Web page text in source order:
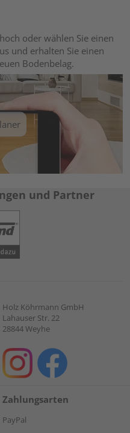
oder wählen Sie einen
und erhalten Sie einen
Bodenbelag.
und Partner
Holz Köhrmann GmbH
Lahauser Str. 22
28844 Weyhe
Zahlungsarten
PayPal